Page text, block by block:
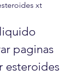
xt
paginas
esteroides